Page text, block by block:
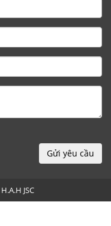
Gửi yêu cầu
H.A.H JSC